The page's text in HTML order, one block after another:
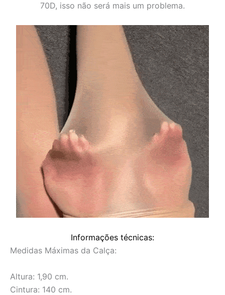
70D, isso não será mais um problema.
Informações técnicas:
Medidas Máximas da Calça:
Altura: 1,90 cm.
Cintura: 140 cm.